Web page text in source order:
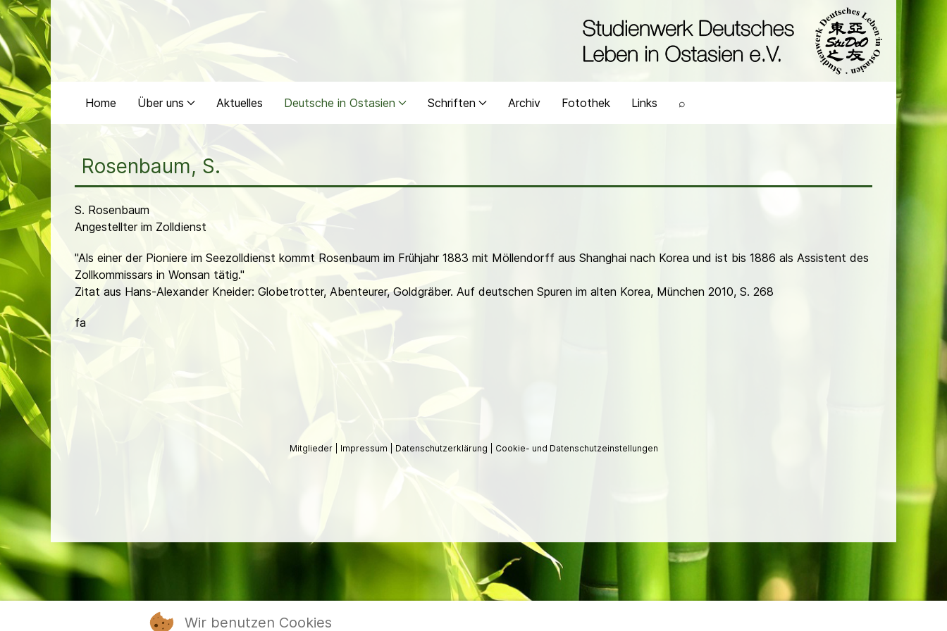
Home Über uns Aktuelles Deutsche in Ostasien Schriften Archiv Fotothek Links ⌕
Rosenbaum, S.
S. Rosenbaum
Angestellter im Zolldienst
"Als einer der Pioniere im Seezolldienst kommt Rosenbaum im Frühjahr 1883 mit Möllendorff aus Shanghai nach Korea und ist bis 1886 als Assistent des
Zollkommissars in Wonsan tätig."
Zitat aus Hans-Alexander Kneider: Globetrotter, Abenteurer, Goldgräber. Auf deutschen Spuren im alten Korea, München 2010, S. 268
fa
Mitglieder Impressum Datenschutzerklärung Cookie- und Datenschutzeinstellungen
Wir benutzen Cookies